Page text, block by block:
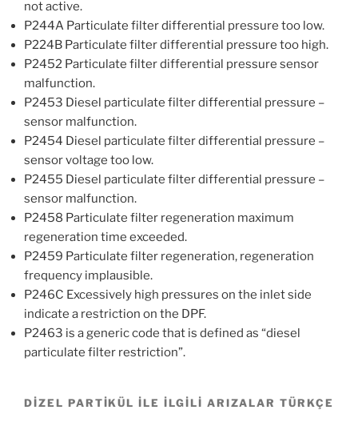
not active.
P244A Particulate filter differential pressure too low.
P224B Particulate filter differential pressure too high.
P2452 Particulate filter differential pressure sensor
malfunction.
P2453 Diesel particulate filter differential pressure –
sensor malfunction.
P2454 Diesel particulate filter differential pressure –
sensor voltage too low.
P2455 Diesel particulate filter differential pressure –
sensor malfunction.
P2458 Particulate filter regeneration maximum
regeneration time exceeded.
P2459 Particulate filter regeneration, regeneration
frequency implausible.
P246C Excessively high pressures on the inlet side
indicate a restriction on the DPF.
P2463 is a generic code that is defined as “diesel
particulate filter restriction”.
DİZEL PARTİKÜL İLE İLGİLİ ARIZALAR TÜRKÇE